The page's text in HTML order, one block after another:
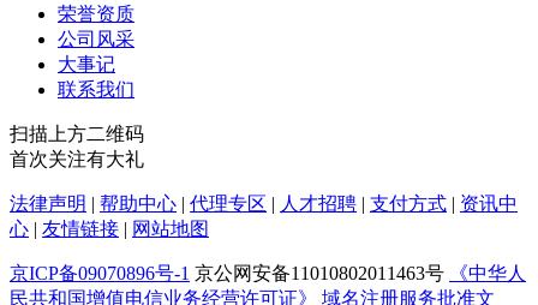
荣誉资质
公司风采
大事记
联系我们
扫描上方二维码
首次关注有大礼
法律声明 | 帮助中心 | 代理专区 | 人才招聘 | 支付方式 | 资讯中
心 | 友情链接 | 网站地图
京ICP备09070896号-1 京公网安备11010802011463号
《中华人
民共和国增值电信业务经营许可证》
域名注册服务批准文